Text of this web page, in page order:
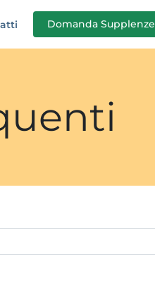
Domanda Supplenze